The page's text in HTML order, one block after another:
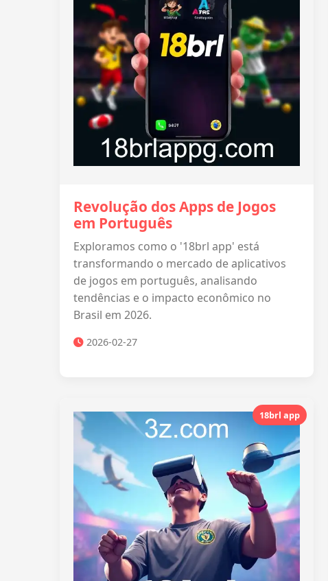
Revolução dos Apps de Jogos
em Português
Exploramos como o '18brl app' está
transformando o mercado de aplicativos
de jogos em português, analisando
tendências e o impacto econômico no
Brasil em 2026.
2026-02-27
18brl app